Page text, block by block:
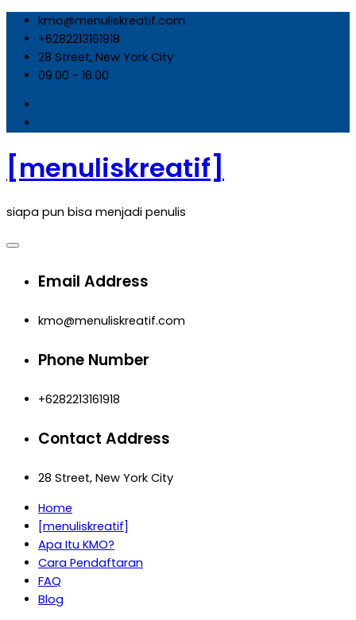
Skip
content
kmo@menuliskreatif.com
+6282213161918
28 Street, New York City
09.00 - 16.00
[menuliskreatif]
siapa pun bisa menjadi penulis
Email Address
kmo@menuliskreatif.com
Phone Number
+6282213161918
Contact Address
28 Street, New York City
Home
[menuliskreatif]
Apa Itu KMO?
Cara Pendaftaran
FAQ
Blog